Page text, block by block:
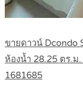
ขายดาวน์ Dcondo
ห้องน้ำ 28.25 ตร.ม
1681685